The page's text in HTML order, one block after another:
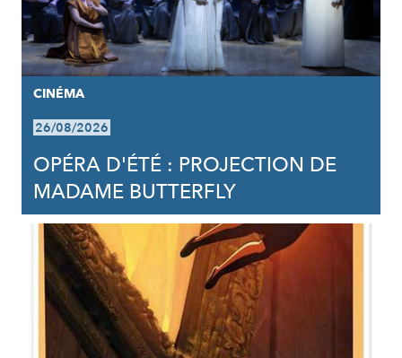
CINÉMA
26/08/2026
OPÉRA D'ÉTÉ : PROJECTION DE
MADAME BUTTERFLY